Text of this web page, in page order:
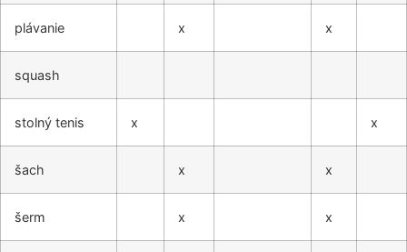
plávanie x x
squash
stolný tenis x x
šach x x
šerm x x